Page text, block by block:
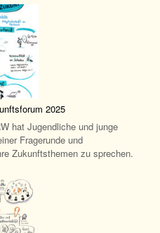
2025
hat Jugendliche und junge
Fragerunde und
Zukunftsthemen zu sprechen.